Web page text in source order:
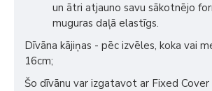
un ātri atjauno savu sākotnējo
muguras daļā elastīgs.
Dīvāna kājiņas - pēc izvēles, koka vai
16cm;
Šo dīvānu var izgatavot ar Fixed